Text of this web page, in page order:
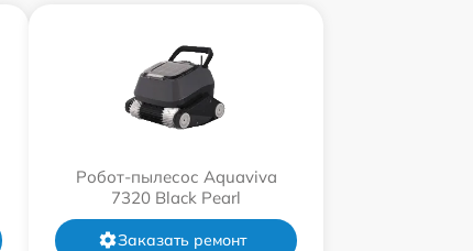
Робот-пылесос Aquaviva
7320 Black Pearl
Заказать ремонт